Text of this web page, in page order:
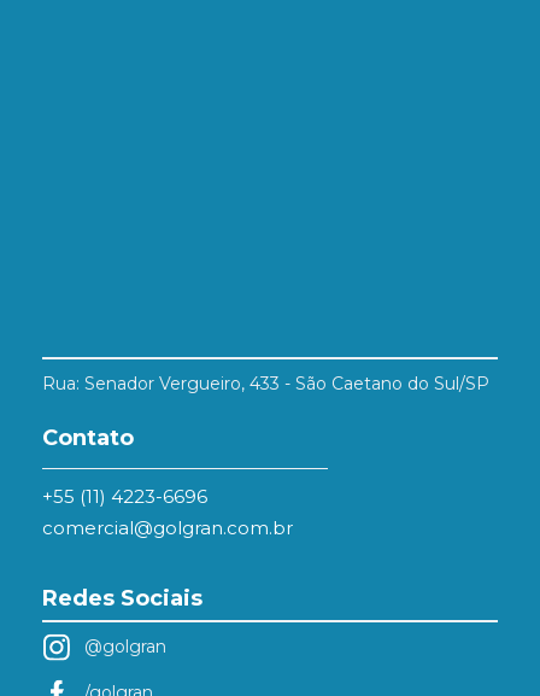
Rua: Senador Vergueiro, 433 - São Caetano do Sul/SP
Contato
+55 (11) 4223-6696
comercial@golgran.com.br
Redes Sociais
@golgran